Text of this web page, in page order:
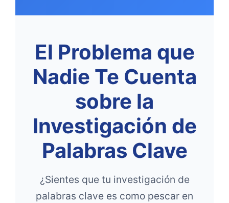
El Problema que
Nadie Te Cuenta
sobre la
Investigación de
Palabras Clave
¿Sientes que tu investigación de
palabras clave es como pescar en